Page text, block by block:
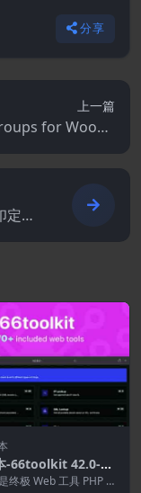
分享
上一篇
for WooCo
mmerce 2.12.0
定制
-66toolkit 42.0-终
具系统(SAAS)
终极 Web 工具 PHP 脚